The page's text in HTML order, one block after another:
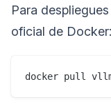
Para
oficial de Docker: